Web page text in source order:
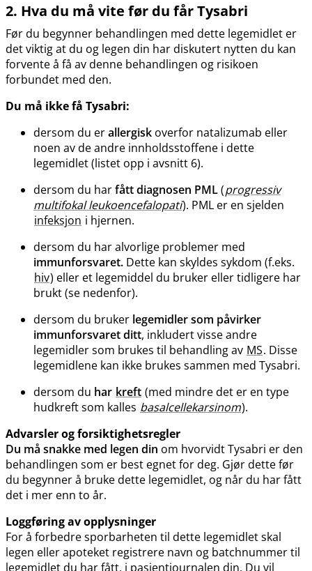
2. Hva du må vite før du får Tysabri
Før du begynner behandlingen med dette legemidlet er
det viktig at du og legen din har diskutert nytten du kan
forvente å få av denne behandlingen og risikoen
forbundet med den.
Du må ikke få Tysabri:
dersom du erallergisk overfor natalizumab eller
noen av de andre innholdsstoffene i dette
legemidlet (listet opp i avsnitt 6).
dersom du harfått diagnosen PML(progressiv
multifokal leukoencefalopati). PML er en sjelden
infeksjon i hjernen.
dersom du har alvorlige problemer med
immunforsvaret. Dette kan skyldes sykdom (f.eks.
hiv) eller et legemiddel du bruker eller tidligere har
brukt (se nedenfor).
dersom du bruker legemidler som påvirker
immunforsvaret ditt, inkludert visse andre
legemidler som brukes til behandling av MS. Disse
legemidlene kan ikke brukes sammen med Tysabri.
dersom du har kreft (med mindre det er en type
hudkreft som kalles basalcellekarsinom).
Advarsler og forsiktighetsregler
Du må snakke med legen din om hvorvidt Tysabri er den
behandlingen som er best egnet for deg. Gjør dette før
du begynner å bruke dette legemidlet, og når du har fått
det i mer enn to år.
Loggføring av opplysninger
For å forbedre sporbarheten til dette legemidlet skal
legen eller apoteket registrere navn og batchnummer til
legemidlet du har fått, i pasientjournalen din. Du vil